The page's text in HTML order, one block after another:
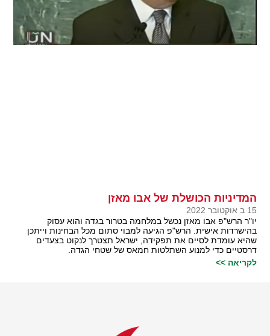
המדיניות הכושלת של אבו מאזן
15 ב אוקטובר 2022
יו"ר הרש"פ אבו מאזן נכשל במלחמה בטרור בגדה והוא עסוק
בהישרדות אישית. הרש"פ הגיעה למבוי סתום מכל הבחינות וייתכן
שהיא עומדת לסיים את תפקידה, ישראל תצטרך לנקוט בצעדים
דרסטיים כדי למנוע השתלטות חמאס של שטחי הגדה.
לקריאה >>